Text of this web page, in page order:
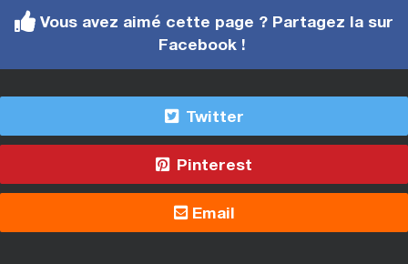
Vous avez aimé cette page ? Partagez la sur
Facebook !
Twitter
Pinterest
Email